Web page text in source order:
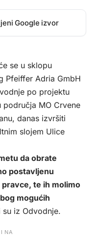
Google izvor
se u sklopu
Pfeiffer Adria GmbH
po projektu
područja MO Crvene
danas izvršiti
slojem Ulice
da obrate
postavljenu
te ih molimo
mogućih
su iz Odvodnje.
NA